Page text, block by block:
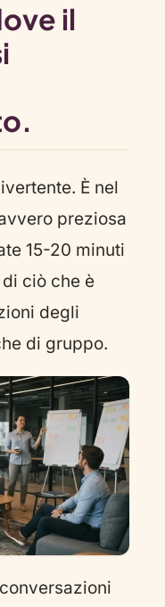
il
È nel
preziosa
15-20 minuti
ciò che è
degli
di gruppo.